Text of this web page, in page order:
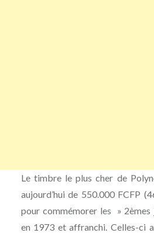
Le timbre le plus cher de
aujourd’hui de 550.000 FCFP
pour commémorer les » 2èmes
en 1973 et affranchi. Celles-ci